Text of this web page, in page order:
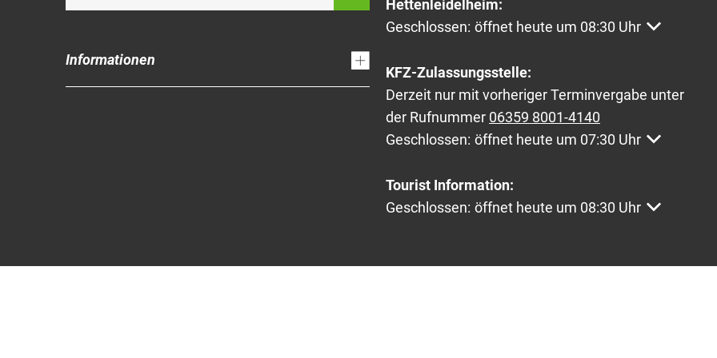
Informationen
Hettenleidelheim:
Klicken, um weitere Öffnungs- oder Schließzeiten
Geschlossen: öffnet heute um 08:30 Uhr
KFZ-Zulassungsstelle:
Derzeit nur mit vorheriger Terminvergabe unter
der Rufnummer 06359 8001-4140
Klicken, um weitere Öffnungs- oder Schließzeiten
Geschlossen: öffnet heute um 07:30 Uhr
Tourist Information:
Klicken, um weitere Öffnungs- oder Schließzeiten
Geschlossen: öffnet heute um 08:30 Uhr